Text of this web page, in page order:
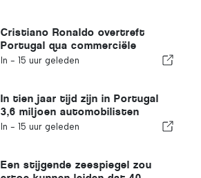
Cristiano Ronaldo overtreft
Portugal qua commerciële
waarde
In - 15 uur geleden
In tien jaar tijd zijn in Portugal
3,6 miljoen automobilisten
betrapt op te hard rijden
In - 15 uur geleden
Een stijgende zeespiegel zou